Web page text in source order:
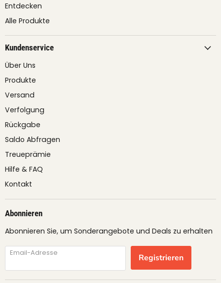
Entdecken
Alle Produkte
Kundenservice
Über Uns
Produkte
Versand
Verfolgung
Rückgabe
Saldo Abfragen
Treueprämie
Hilfe & FAQ
Kontakt
Abonnieren
Abonnieren Sie, um Sonderangebote und Deals zu erhalten
Email-Adresse Registrieren